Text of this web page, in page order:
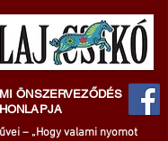
ÖNSZERVEZŐDÉS
HONLAPJA
– „Hogy valami nyomot